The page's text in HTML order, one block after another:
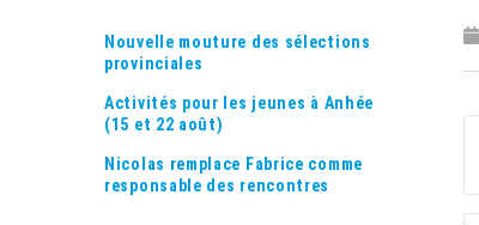
Nouvelle mouture des sélections
provinciales
Activités pour les jeunes à Anhée
(15 et 22 août)
Nicolas remplace Fabrice comme
responsable des rencontres